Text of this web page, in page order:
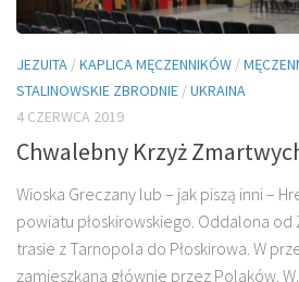
JEZUITA /KAPLICA MĘCZENNIKÓW /
STALINOWSKIE ZBRODNIE /UKRAINA
4 CZERWCA 2019
Chwalebny Krzyż
Wioska Greczany lub – jak piszą inni –
powiatu płoskirowskiego. Oddalona od
trasie z Tarnopola do Płoskirowa. W
zamieszkana głównie przez Polaków.